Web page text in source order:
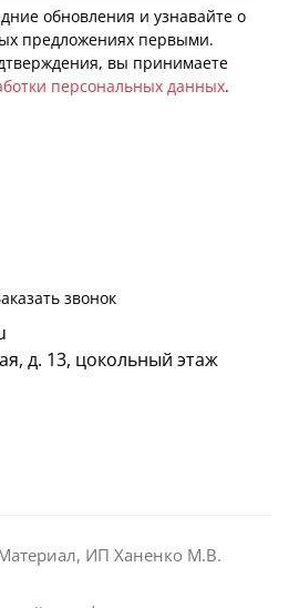
обновления и узнавайте о
предложениях первыми.
вы принимаете
персональных данных.
звонок
д. 13, цокольный этаж
ИП Ханенко М.В.